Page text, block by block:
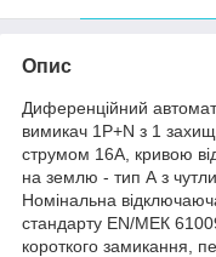
Опис
Диференційний
вимикач 1P+N з 1
струмом 16A, кривою
на землю - тип А з
Номінальна
стандарту EN/МЕК
короткого замикання,